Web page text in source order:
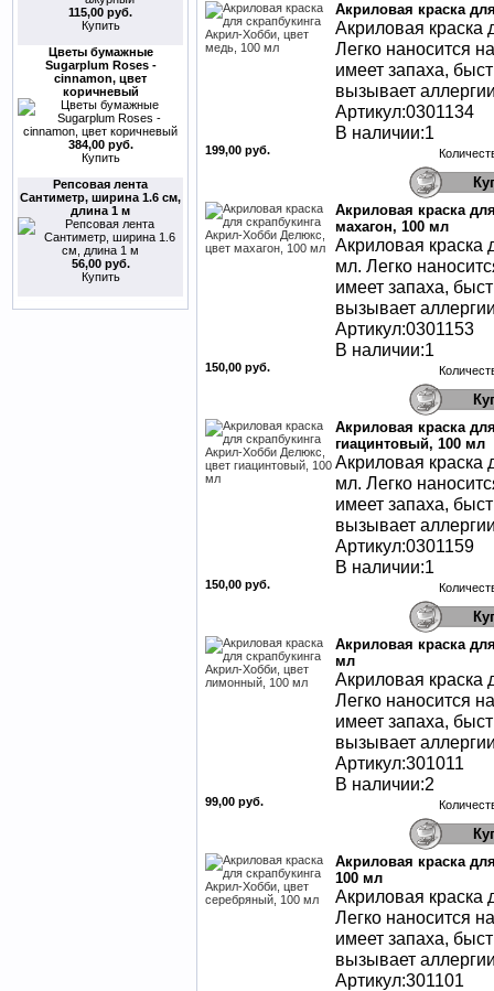
115,00 руб.
Купить
Цветы бумажные
Sugarplum Roses -
cinnamon, цвет
коричневый
384,00 руб.
Купить
Репсовая лента
Сантиметр, ширина 1.6 см,
длина 1 м
56,00 руб.
Купить
Акриловая краска
Акриловая краска
Легко наносится
имеет запаха,
вызывает
Артикул:0301134
В наличии:1
199,00 руб.
Акриловая краска
махагон, 100 мл
Акриловая краска
мл. Легко
имеет запаха,
вызывает
Артикул:0301153
В наличии:1
150,00 руб.
Акриловая краска
гиацинтовый, 100 мл
Акриловая краска
мл. Легко
имеет запаха,
вызывает
Артикул:0301159
В наличии:1
150,00 руб.
Акриловая краска
мл
Акриловая краска
Легко наносится
имеет запаха,
вызывает
Артикул:301011
В наличии:2
99,00 руб.
Акриловая краска
100 мл
Акриловая краска
Легко наносится
имеет запаха,
вызывает
Артикул:301101